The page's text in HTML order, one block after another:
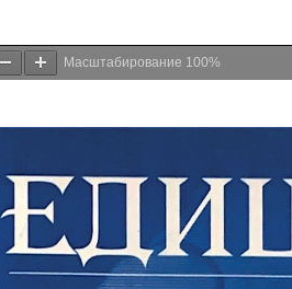
Масштабирование 100%